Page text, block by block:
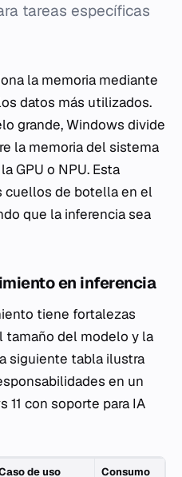
tareas específicas
la memoria mediante
datos más utilizados.
grande, Windows divide
la memoria del sistema
GPU o NPU. Esta
cuellos de botella en el
que la inferencia sea
en inferencia
tiene fortalezas
del modelo y la
siguiente tabla ilustra
en un
con soporte para IA
de uso
Consumo